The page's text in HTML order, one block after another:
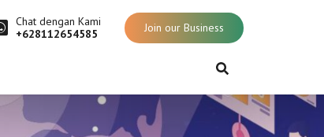
Chat dengan Kami
+628112654585
Join our Business